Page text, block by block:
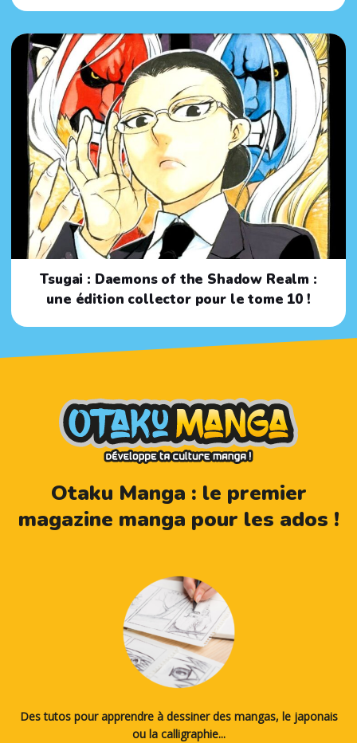
Tsugai : Daemons of the Shadow Realm :
une édition collector pour le tome 10 !
Otaku Manga : le premier
magazine manga pour les ados !
Des tutos pour apprendre à dessiner des mangas, le japonais
ou la calligraphie...